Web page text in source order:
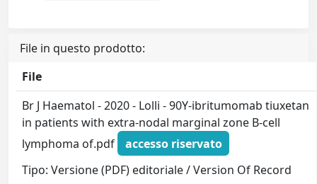
File in questo prodotto:
File
Br J Haematol - 2020 - Lolli - 90Y‐ibritumomab tiuxetan
in patients with extra‐nodal marginal zone B‐cell
lymphoma of.pdf
accesso riservato
Tipo: Versione (PDF) editoriale / Version Of Record